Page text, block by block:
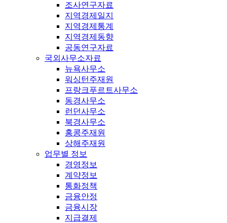
조사연구자료
지역경제일지
지역경제통계
지역경제동향
공동연구자료
국외사무소자료
뉴욕사무소
워싱턴주재원
프랑크푸르트사무소
동경사무소
런던사무소
북경사무소
홍콩주재원
상해주재원
업무별 정보
경영정보
계약정보
통화정책
금융안정
금융시장
지급결제